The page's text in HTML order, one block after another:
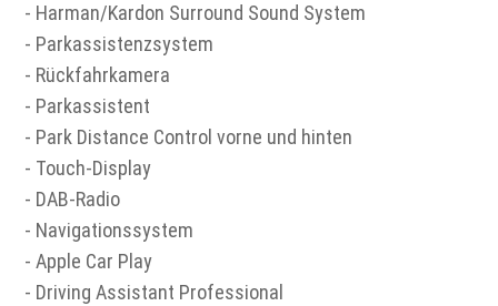
- Harman/Kardon Surround Sound System
- Parkassistenzsystem
- Rückfahrkamera
- Parkassistent
- Park Distance Control vorne und hinten
- Touch-Display
- DAB-Radio
- Navigationssystem
- Apple Car Play
- Driving Assistant Professional